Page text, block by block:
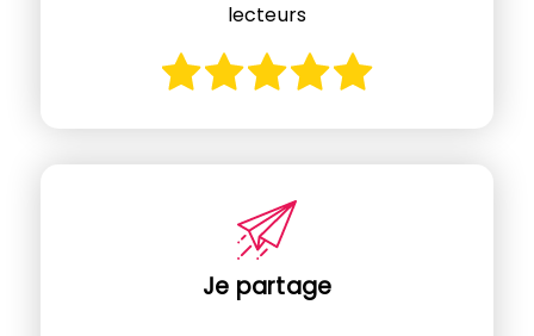
lecteurs
Je partage